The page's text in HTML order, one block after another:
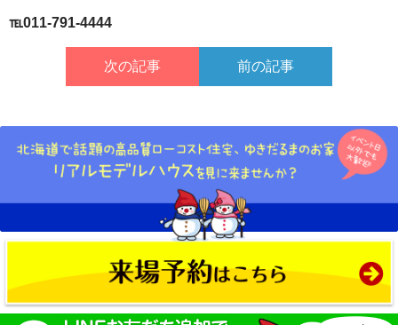
℡011-791-4444
次の記事 前の記事